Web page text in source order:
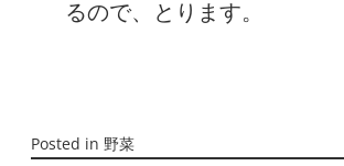
るので、とります。
Posted in 野菜